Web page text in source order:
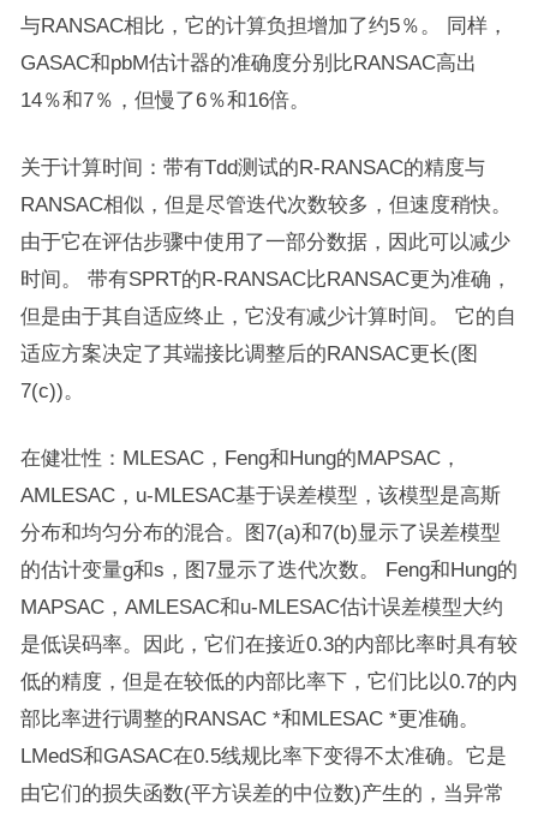
与RANSAC相比，它的计算负担增加了约5％。 同样，
GASAC和pbM估计器的准确度分别比RANSAC高出
14％和7％，但慢了6％和16倍。
关于计算时间：带有Tdd测试的R-RANSAC的精度与
RANSAC相似，但是尽管迭代次数较多，但速度稍快。
由于它在评估步骤中使用了一部分数据，因此可以减少
时间。 带有SPRT的R-RANSAC比RANSAC更为准确，
但是由于其自适应终止，它没有减少计算时间。 它的自
适应方案决定了其端接比调整后的RANSAC更长(图
7(c))。
在健壮性：MLESAC，Feng和Hung的MAPSAC，
AMLESAC，u-MLESAC基于误差模型，该模型是高斯
分布和均匀分布的混合。图7(a)和7(b)显示了误差模型
的估计变量g和s，图7显示了迭代次数。 Feng和Hung的
MAPSAC，AMLESAC和u-MLESAC估计误差模型大约
是低误码率。因此，它们在接近0.3的内部比率时具有较
低的精度，但是在较低的内部比率下，它们比以0.7的内
部比率进行调整的RANSAC *和MLESAC *更准确。
LMedS和GASAC在0.5线规比率下变得不太准确。它是
由它们的损失函数(平方误差的中位数)产生的，当异常